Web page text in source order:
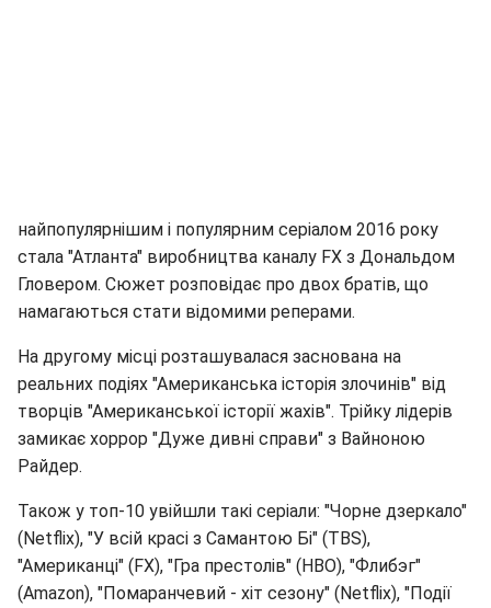
найпопулярнішим і популярним серіалом 2016 року
стала "Атланта" виробництва каналу FX з Дональдом
Гловером. Сюжет розповідає про двох братів, що
намагаються стати відомими реперами.
На другому місці розташувалася заснована на
реальних подіях "Американська історія злочинів" від
творців "Американської історії жахів". Трійку лідерів
замикає хоррор "Дуже дивні справи" з Вайноною
Райдер.
Також у топ-10 увійшли такі серіали: "Чорне дзеркало"
(Netflix), "У всій красі з Самантою Бі" (TBS),
"Американці" (FX), "Гра престолів" (HBO), "Флибэг"
(Amazon), "Помаранчевий - хіт сезону" (Netflix), "Події